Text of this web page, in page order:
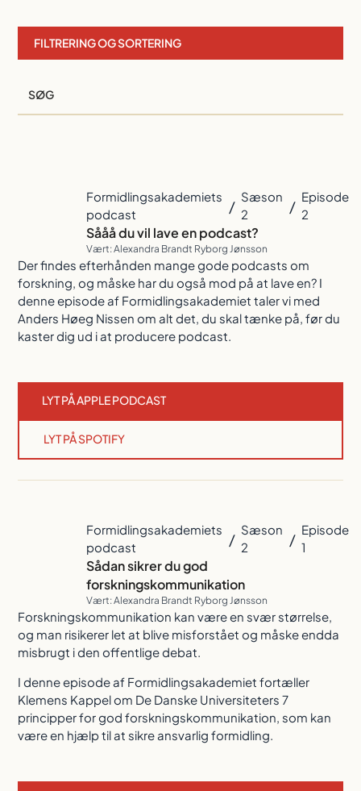
FILTRERING OG SORTERING
Formidlingsakademiets
podcast
/ Sæson
2
/ Episode
2
Sååå du vil lave en podcast?
Vært: Alexandra Brandt Ryborg Jønsson
Der findes efterhånden mange gode podcasts om
forskning, og måske har du også mod på at lave en? I
denne episode af Formidlingsakademiet taler vi med
Anders Høeg Nissen om alt det, du skal tænke på, før du
kaster dig ud i at producere podcast.
LYT PÅ APPLE PODCAST
LYT PÅ SPOTIFY
Formidlingsakademiets
podcast
/ Sæson
2
/ Episode
1
Sådan sikrer du god
forskningskommunikation
Vært: Alexandra Brandt Ryborg Jønsson
Forskningskommunikation kan være en svær størrelse,
og man risikerer let at blive misforstået og måske endda
misbrugt i den offentlige debat.
I denne episode af Formidlingsakademiet fortæller
Klemens Kappel om De Danske Universiteters 7
principper for god forskningskommunikation, som kan
være en hjælp til at sikre ansvarlig formidling.